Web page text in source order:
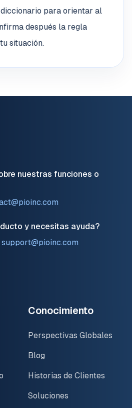
diccionario para orientar al
después la regla
situación.
nuestras funciones o
y necesitas ayuda?
support@pioinc.com
Conocimiento
Perspectivas Globales
Blog
Historias de Clientes
Soluciones